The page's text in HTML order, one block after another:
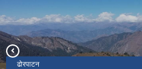
ढोरपाटन
ढोरपाटन
ढोरपाटन शिकार आरक्ष
ढोरपाटन शिकार आरक्ष
ढोरपाटन शिकार आरक्ष
ढोरपाटन
ढोरपाटन